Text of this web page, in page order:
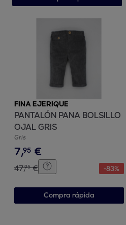
FINA EJERIQUE
PANTALÓN PANA BOLSILLO
OJAL GRIS
Gris
7,95 €
47,95 € -83%
Compra rápida